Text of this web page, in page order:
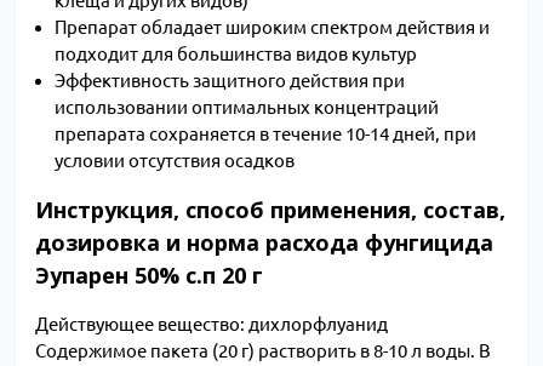
Препарат обладает широким спектром действия и
подходит для большинства видов культур
Эффективность защитного действия при
использовании оптимальных концентраций
препарата сохраняется в течение 10-14 дней, при
условии отсутствия осадков
Инструкция, способ применения, состав,
дозировка и норма расхода фунгицида
Эупарен 50% с.п 20 г
Действующее вещество: дихлорфлуанид
Содержимое пакета (20 г) растворить в 8-10 л воды. В